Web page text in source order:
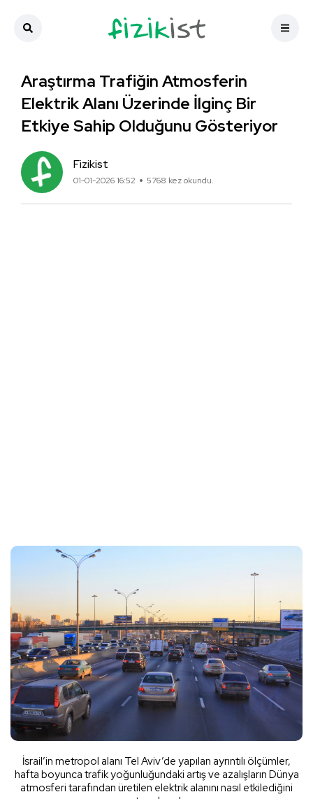
Araştırma Trafiğin Atmosferin
Elektrik Alanı Üzerinde İlginç Bir
Etkiye Sahip Olduğunu Gösteriyor
Fizikist
01-01-2026 16:52 5768 kez okundu.
İsrail’in metropol alanı Tel Aviv’de yapılan ayrıntılı ölçümler,
hafta boyunca trafik yoğunluğundaki artış ve azalışların Dünya
atmosferi tarafından üretilen elektrik alanını nasıl etkilediğini